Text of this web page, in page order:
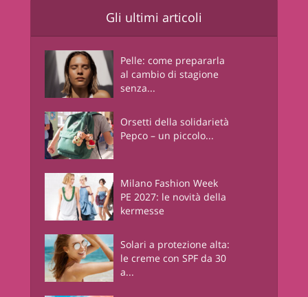
Gli ultimi articoli
Pelle: come prepararla
al cambio di stagione
senza...
Orsetti della solidarietà
Pepco – un piccolo...
Milano Fashion Week
PE 2027: le novità della
kermesse
Solari a protezione alta:
le creme con SPF da 30
a...